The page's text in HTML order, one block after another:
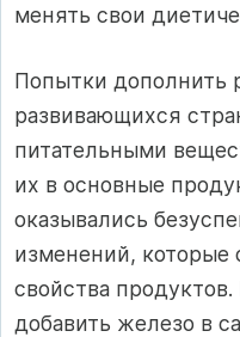
менять свои
Попытки дополнить
развивающихся
питательными
их в основные
оказывались
изменений, которые
свойства
добавить железо в